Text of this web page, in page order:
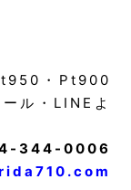
・Pt900
ル・LINEよ
344-0006